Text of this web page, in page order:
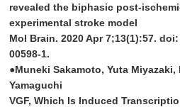
revealed the biphasic post-
experimental stroke model
Mol Brain. 2020 Apr 7;13(1):57. doi:
00598-1.
●Muneki Sakamoto, Yuta
Yamaguchi
VGF, Which Is Induced